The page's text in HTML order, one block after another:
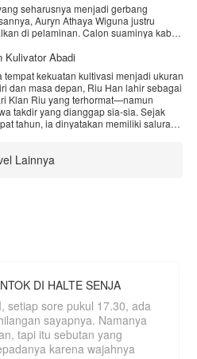
seharusnya menjadi gerbang
Auryn Athaya Wiguna justru
di pelaminan. Calon suaminya kabur
yang tak terhapuskan bagi keluarga
peluang di tengah kerumunan
Mahessa, ayah dari gadis yang
pernikahannya.
membawa kabur calon suamiku. Jadi,
pria matang berusia 38 tahun itu
seperti neraka, Lea." Namun, Auryn tak
dalam sangkar emas milik pria yang
berbahaya
Kulivator Abadi
tempat kekuatan kultivasi menjadi ukuran
dan masa depan, Riu Han lahir sebagai
Klan Riu yang terhormat—namun
takdir yang dianggap sia-sia. Sejak
tahun, ia dinyatakan memiliki saluran
tengah pandangan mencemooh dan
ia terus berusaha meski tahu
pelarian, perlahan
sebuah warisan agung yang
ditunggu—satu-satunya harapan yang
takdirnya, membuka jalan
kekuatan, dan mengungkap
tersembunyi di balik dunia kultivasi.
Lainnya
DI HALTE SENJA
setiap sore pukul 17.30, ada
sayapnya. Namanya
tapi itu sebutan yang
karena wajahnya